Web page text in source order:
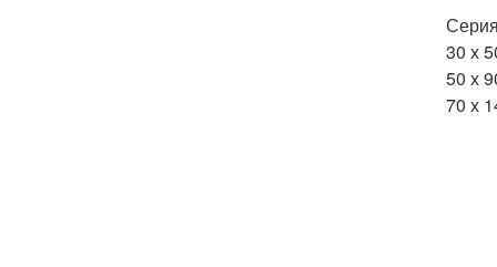
30 х
50 х
70 х